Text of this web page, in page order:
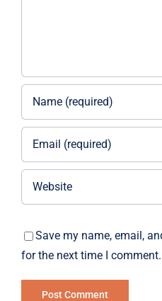
Save my name, email,
for the next time I comment.